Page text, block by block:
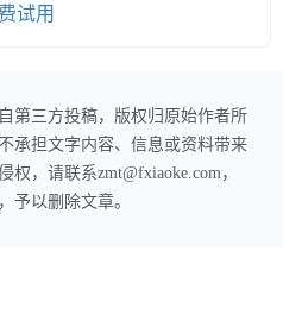
试用
第三方投稿，版权归原始作者所
承担文字内容、信息或资料带来
，请联系zmt@fxiaoke.com，
予以删除文章。